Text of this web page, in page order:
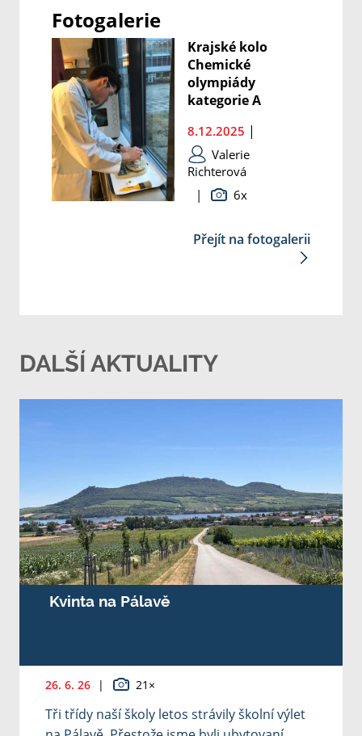
Fotogalerie
Krajské kolo
Chemické
olympiády
kategorie A
8.12.2025 |
Valerie
Richterová
|
6x
Přejít na fotogalerii
DALŠÍ AKTUALITY
Kvinta na Pálavě
26. 6. 26 | 21×
Tři třídy naší školy letos strávily školní výlet